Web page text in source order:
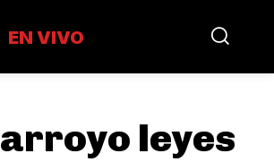
EN VIVO
arroyo leyes